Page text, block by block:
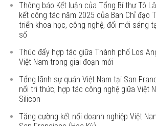
Thông báo Kết luận của Tổng Bí thư Tô
kết công tác năm 2025 của Ban Chỉ đạo
triển khoa học, công nghệ, đổi mới sáng
số
Thúc đẩy hợp tác giữa Thành phố Los
Việt Nam trong giai đoạn mới
Tổng lãnh sự quán Việt Nam tại San
nối tri thức, hợp tác công nghệ giữa Việt
Silicon
Tăng cường kết nối doanh nghiệp Việt